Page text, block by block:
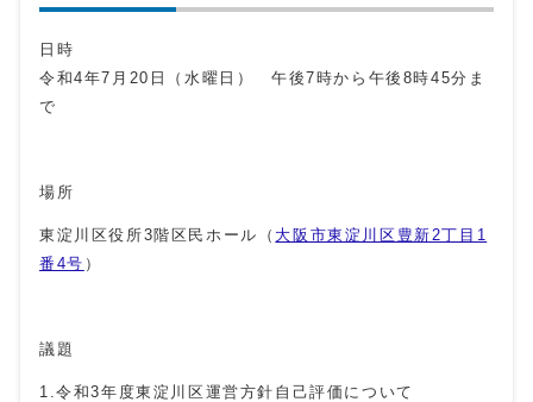
日時
令和4年7月20日（水曜日） 午後7時から午後8時45分ま
で
場所
東淀川区役所3階区民ホール（ 大阪市東淀川区豊新2丁目1
番4号 ）
議題
1.令和3年度東淀川区運営方針自己評価について